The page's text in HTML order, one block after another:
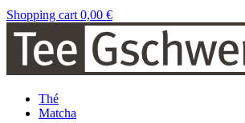
Shopping cart 0,00 €
Thé
Matcha